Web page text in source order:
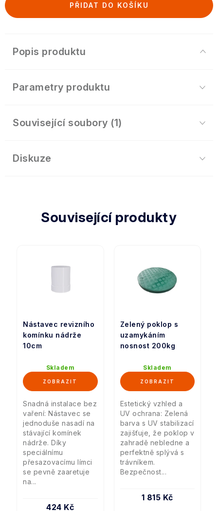
PŘIDAT DO KOŠÍKU
Popis produktu
Parametry produktu
Související soubory (1)
Diskuze
Související produkty
Nástavec revizního
komínku nádrže
10cm
Skladem
424 Kč
Snadná instalace bez
vaření: Nástavec se
jednoduše nasadí na
stávající komínek
nádrže. Díky
speciálnímu
přesazovacímu límci
se pevně zaaretuje
na...
Zelený poklop s
uzamykáním
nosnost 200kg
Skladem
1 815 Kč
Estetický vzhled a
UV ochrana: Zelená
barva s UV stabilizací
zajišťuje, že poklop v
zahradě nebledne a
perfektně splývá s
trávníkem.
Bezpečnost...